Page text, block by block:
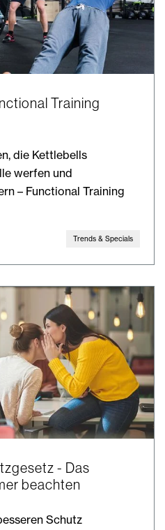
Training
die Kettlebells
werfen und
– Functional Training
Trends & Specials
- Das
beachten
Schutz